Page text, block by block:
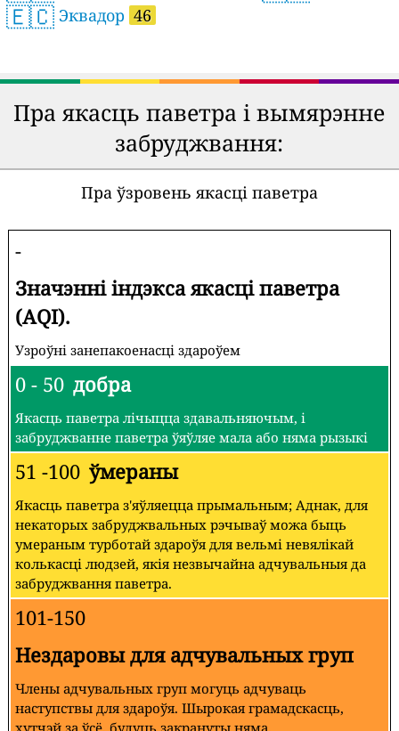
🇪🇨 Эквадор 46
Пра якасць паветра і вымярэнне
забруджвання:
Пра ўзровень якасці паветра
-
Значэнні індэкса якасці паветра
(AQI).
Узроўні занепакоенасці здароўем
0 - 50 добра
Якасць паветра лічыцца здавальняючым, і
забруджванне паветра ўяўляе мала або няма рызыкі
51 -100 ўмераны
Якасць паветра з'яўляецца прымальным; Аднак, для
некаторых забруджвальных рэчываў можа быць
умераным турботай здароўя для вельмі невялікай
колькасці людзей, якія незвычайна адчувальныя да
забруджвання паветра.
101-150
Нездаровы для адчувальных груп
Члены адчувальных груп могуць адчуваць
наступствы для здароўя. Шырокая грамадскасць,
хутчэй за ўсё, будуць закрануты няма.